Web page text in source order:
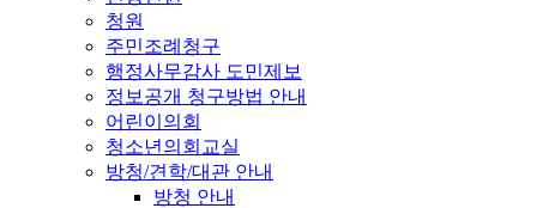
청원
주민조례청구
행정사무감사 도민제보
정보공개 청구방법 안내
어린이의회
청소년의회교실
방청/견학/대관 안내
방청 안내